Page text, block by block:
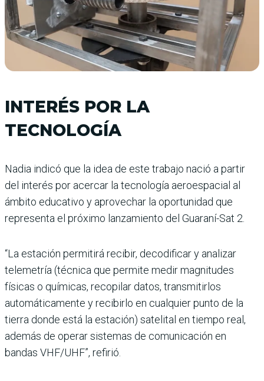
INTERÉS POR LA
TECNOLOGÍA
Nadia indicó que la idea de este trabajo nació a partir
del interés por acercar la tecnología aeroespacial al
ámbito educativo y aprovechar la oportunidad que
representa el próximo lanzamiento del Guaraní-Sat 2.
“La estación permitirá recibir, decodificar y analizar
telemetría (técnica que permite medir magnitudes
físicas o químicas, recopilar datos, transmitirlos
automáticamente y recibirlo en cualquier punto de la
tierra donde está la estación) satelital en tiempo real,
además de operar sistemas de comunicación en
bandas VHF/UHF”, refirió.